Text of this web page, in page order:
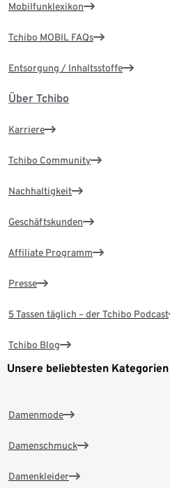
Mobilfunklexikon
Tchibo MOBIL FAQs
Entsorgung / Inhaltsstoffe
Über Tchibo
Karriere
Tchibo Community
Nachhaltigkeit
Geschäftskunden
Affiliate Programm
Presse
5 Tassen täglich – der Tchibo Podcast
Tchibo Blog
Unsere beliebtesten Kategorien
Damenmode
Damenschmuck
Damenkleider